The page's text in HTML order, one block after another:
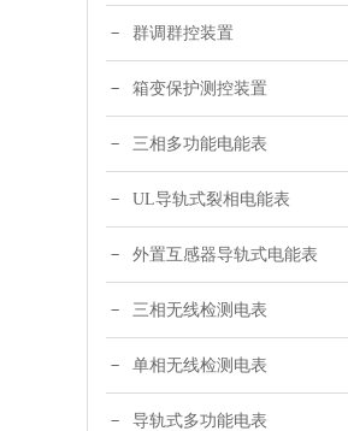
群调群控装置
箱变保护测控装置
三相多功能电能表
UL导轨式裂相电能表
外置互感器导轨式电能表
三相无线检测电表
单相无线检测电表
导轨式多功能电表